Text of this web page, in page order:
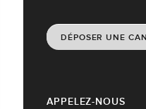
DÉPOSER UNE
APPELEZ-NOUS